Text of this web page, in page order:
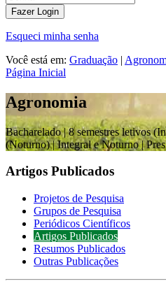
Fazer Login
Esqueci minha senha
Você está em: Graduação |
Página Inicial
Agronomia
Bacharelado |8 semestres letivos
(Noturno) | Integral e Noturno|
Artigos Publicados
Projetos de Pesquisa
Grupos de Pesquisa
Periódicos Científicos
Artigos Publicados
Resumos Publicados
Outras Publicações